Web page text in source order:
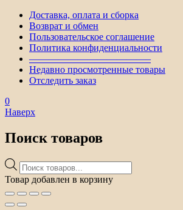
Доставка, оплата и сборка
Возврат и обмен
Пользовательское соглашение
Политика конфиденциальности
————————————–
Недавно просмотренные товары
Отследить заказ
0
Наверх
Поиск товаров
Поиск
товаров
Товар добавлен в корзину